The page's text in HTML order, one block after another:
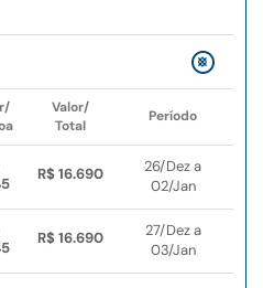
Valor/
Total
Período
R$ 16.690
26/Dez a
02/Jan
R$ 16.690
27/Dez a
03/Jan